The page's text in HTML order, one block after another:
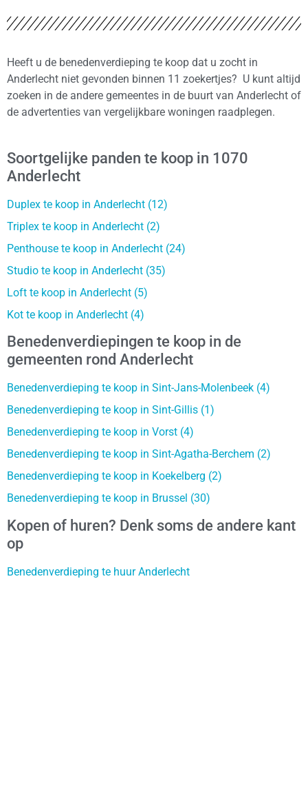
Heeft u de benedenverdieping te koop dat u zocht in
Anderlecht niet gevonden binnen 11 zoekertjes? U kunt altijd
zoeken in de andere gemeentes in de buurt van Anderlecht of
de advertenties van vergelijkbare woningen raadplegen.
Soortgelijke panden te koop in 1070
Anderlecht
Duplex te koop in Anderlecht (12)
Triplex te koop in Anderlecht (2)
Penthouse te koop in Anderlecht (24)
Studio te koop in Anderlecht (35)
Loft te koop in Anderlecht (5)
Kot te koop in Anderlecht (4)
Benedenverdiepingen te koop in de
gemeenten rond Anderlecht
Benedenverdieping te koop in Sint-Jans-Molenbeek (4)
Benedenverdieping te koop in Sint-Gillis (1)
Benedenverdieping te koop in Vorst (4)
Benedenverdieping te koop in Sint-Agatha-Berchem (2)
Benedenverdieping te koop in Koekelberg (2)
Benedenverdieping te koop in Brussel (30)
Kopen of huren? Denk soms de andere kant
op
Benedenverdieping te huur Anderlecht